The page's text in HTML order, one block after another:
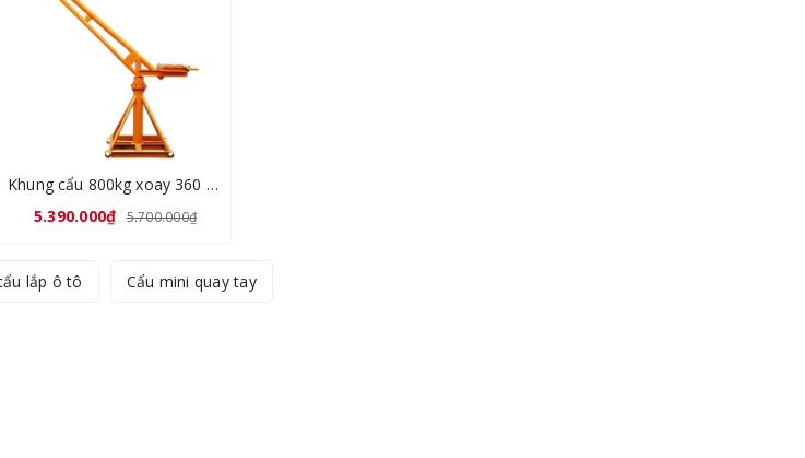
Khung cẩu 800kg xoay 360 độ
5.390.000₫ 5.700.000₫
lắp ô tô Cẩu mini quay tay